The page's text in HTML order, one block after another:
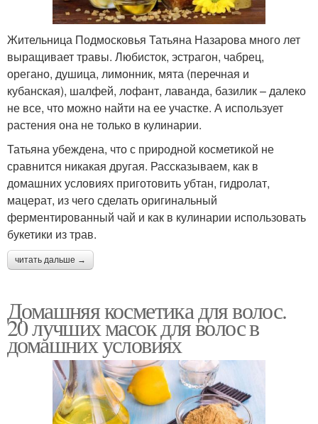
Жительница Подмосковья Татьяна Назарова много лет
выращивает травы. Любисток, эстрагон, чабрец,
орегано, душица, лимонник, мята (перечная и
кубанская), шалфей, лофант, лаванда, базилик – далеко
не все, что можно найти на ее участке. А использует
растения она не только в кулинарии.
Татьяна убеждена, что с природной косметикой не
сравнится никакая другая. Рассказываем, как в
домашних условиях приготовить убтан, гидролат,
мацерат, из чего сделать оригинальный
ферментированный чай и как в кулинарии использовать
букетики из трав.
читать дальше →
Домашняя косметика для волос.
20 лучших масок для волос в
домашних условиях